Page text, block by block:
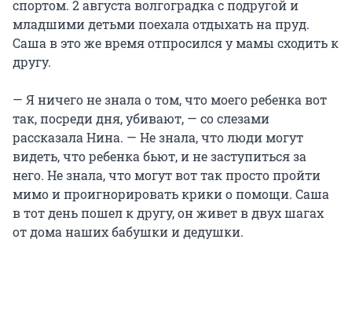
спортом. 2 августа волгоградка с подругой и
младшими детьми поехала отдыхать на пруд.
Саша в это же время отпросился у мамы сходить к
другу.
— Я ничего не знала о том, что моего ребенка вот
так, посреди дня, убивают, — со слезами
рассказала Нина. — Не знала, что люди могут
видеть, что ребенка бьют, и не заступиться за
него. Не знала, что могут вот так просто пройти
мимо и проигнорировать крики о помощи. Саша
в тот день пошел к другу, он живет в двух шагах
от дома наших бабушки и дедушки.